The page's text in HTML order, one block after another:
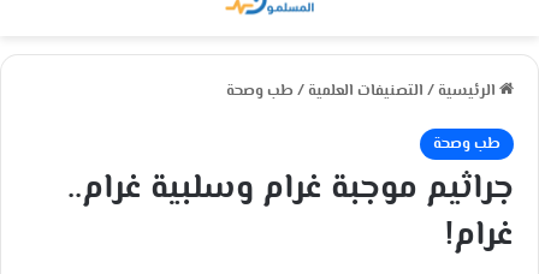
الرئيسية / التصنيفات العلمية / طب وصحة
طب وصحة
جراثيم موجبة غرام وسلبية غرام..
غرام!